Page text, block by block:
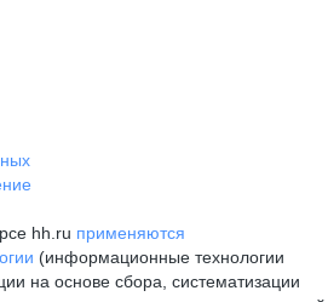
hh.ru применяются
(информационные технологии
на основе сбора, систематизации